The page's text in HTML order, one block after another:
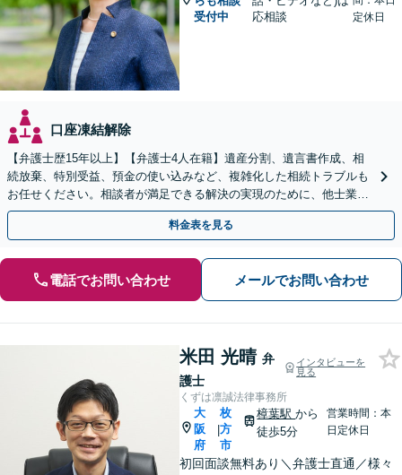
受付中
応相談
定休日
口座凍結解除
【弁護士歴15年以上】【弁護士4人在籍】遺産分割、遺言書作成、相
続放棄、特別受益、預金の使い込みなど、複雑化した相続トラブルも
お任せください。相談者が満足できる解決の実現のために、他士業と
連携し最善を尽くします【完全個室】
料金表を見る
電話でお問い合わせ メールでお問い合わせ
米田 光晴 弁
護士
インタビューを
見る
くずは凛誠法律事務所
大
阪
府
|
枚
方
市
樟葉駅から
徒歩5分
営業時間：本
日定休日
初回面談無料あり＼弁護士直通／様々